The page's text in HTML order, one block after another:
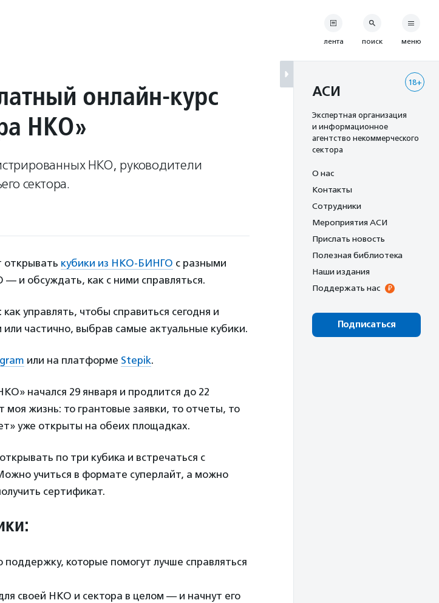
онлайн-курс
НКО»
НКО, руководители
сектора.
открывать кубики из НКО-БИНГО с разными
и обсуждать, как с ними справляться.
управлять, чтобы справиться сегодня и
частично, выбрав самые актуальные кубики.
или на платформе Stepik.
начался 29 января и продлится до 22
жизнь: то грантовые заявки, то отчеты, то
уже открыты на обеих площадках.
по три кубика и встречаться с
учиться в формате суперлайт, а можно
сертификат.
которые помогут лучше справляться
своей НКО и сектора в целом — и начнут его
лента поиск меню
18+
АСИ
Экспертная организация
и информационное
агентство некоммерческого
сектора
О нас
Контакты
Сотрудники
Мероприятия АСИ
Прислать новость
Полезная библиотека
Наши издания
Поддержать нас
Подписаться